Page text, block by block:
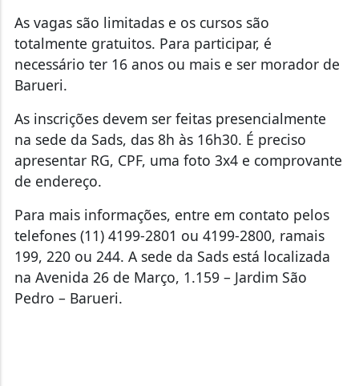
As vagas são limitadas e os cursos são
totalmente gratuitos. Para participar, é
necessário ter 16 anos ou mais e ser morador de
Barueri.
As inscrições devem ser feitas presencialmente
na sede da Sads, das 8h às 16h30. É preciso
apresentar RG, CPF, uma foto 3x4 e comprovante
de endereço.
Para mais informações, entre em contato pelos
telefones (11) 4199-2801 ou 4199-2800, ramais
199, 220 ou 244. A sede da Sads está localizada
na Avenida 26 de Março, 1.159 – Jardim São
Pedro – Barueri.